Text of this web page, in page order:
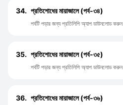
34. প্রতিশোধের মায়াজালে (পর্ব-৩৪)
পর্বটি পড়ার জন্য প্রতিলিপি অ্যাপ ডাউনলোড করুন
35. প্রতিশোধের মায়াজালে (পর্ব-৩৫)
পর্বটি পড়ার জন্য প্রতিলিপি অ্যাপ ডাউনলোড করুন
36. প্রতিশোধের মায়াজালে (পর্ব-৩৬)